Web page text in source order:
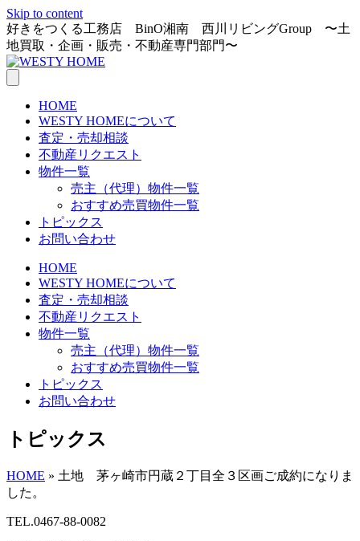
Skip to content
好きをつくる工務店 BinO湘南 西川リビングGroup 〜土
地買取・企画・販売・不動産専門部門〜
HOME
WESTY HOMEについて
査定・売却相談
不動産リクエスト
物件一覧
売主（代理）物件一覧
おすすめ売買物件一覧
トピックス
お問い合わせ
HOME
WESTY HOMEについて
査定・売却相談
不動産リクエスト
物件一覧
売主（代理）物件一覧
おすすめ売買物件一覧
トピックス
お問い合わせ
トピックス
HOME » 土地 茅ヶ崎市円蔵２丁目全３区画ご成約になりま
した。
TEL.0467-88-0082